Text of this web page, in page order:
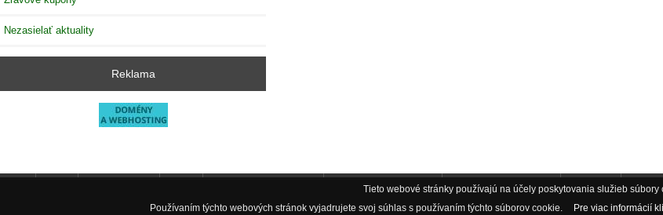
Nezasielať aktuality
Reklama
Facebook AkvaObchod Instagram AkvaObchod AkvaBlog
Tieto webové stránky používajú na účely poskytovania služieb súbory
Používaním týchto webových stránok vyjadrujete svoj súhlas s používaním týchto súborov cookie.
Pre viac informácií